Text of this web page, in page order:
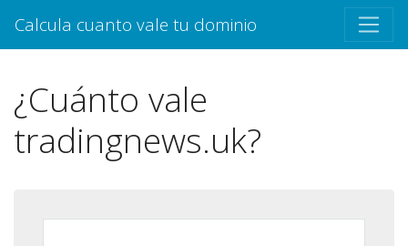
Calcula cuanto vale tu dominio
¿Cuánto vale
tradingnews.uk?